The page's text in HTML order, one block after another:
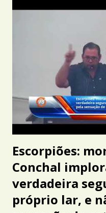
Escorpiões:
Conchal
verdadeira
próprio lar, e